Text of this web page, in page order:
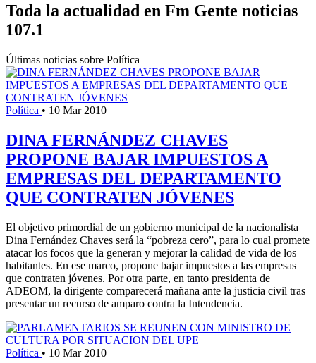
Toda la actualidad en Fm Gente noticias
107.1
Últimas noticias sobre Política
Política • 10 Mar 2010
DINA FERNÁNDEZ CHAVES
PROPONE BAJAR IMPUESTOS A
EMPRESAS DEL DEPARTAMENTO
QUE CONTRATEN JÓVENES
El objetivo primordial de un gobierno municipal de la nacionalista
Dina Fernández Chaves será la “pobreza cero”, para lo cual promete
atacar los focos que la generan y mejorar la calidad de vida de los
habitantes. En ese marco, propone bajar impuestos a las empresas
que contraten jóvenes. Por otra parte, en tanto presidenta de
ADEOM, la dirigente comparecerá mañana ante la justicia civil tras
presentar un recurso de amparo contra la Intendencia.
Política • 10 Mar 2010